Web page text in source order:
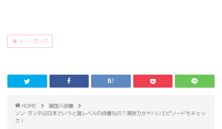
ソン・ガンホ
HOME
韓国人俳優
ソン･ガンホは日本でいうと誰レベルの俳優なの？演技力がヤバいエピソードもチェッ
ク！